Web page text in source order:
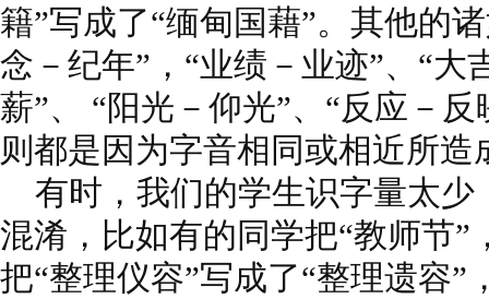
籍”写成了“缅甸国藉”。其他的
念－纪年”，“业绩－业迹”、“大
薪”、 “阳光－仰光”、“反应－
则都是因为字音相同或相近所造
有时，我们的学生识字量太少
混淆，比如有的同学把“教师节”
把“整理仪容”写成了“整理遗容”